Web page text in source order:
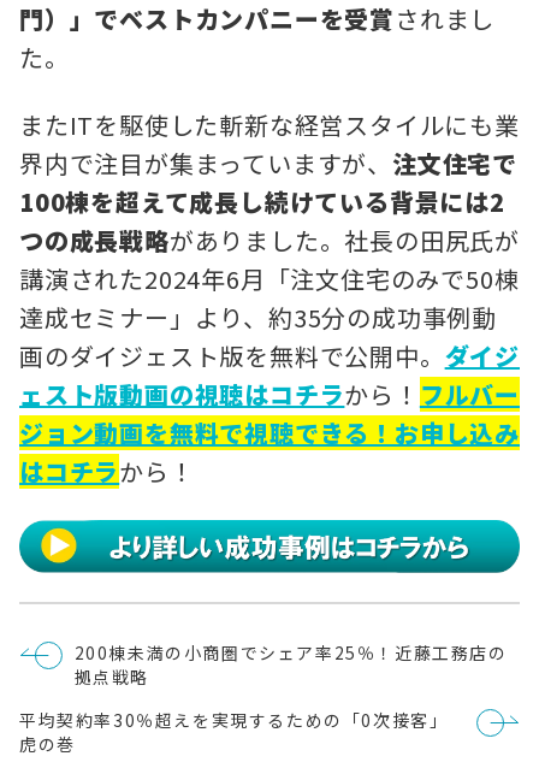
門）」でベストカンパニーを受賞されまし
た。
またITを駆使した斬新な経営スタイルにも業
界内で注目が集まっていますが、 注文住宅で
100棟を超えて成長し続けている背景には2
つの成長戦略がありました。社長の田尻氏が
講演された2024年6月「注文住宅のみで50棟
達成セミナー」より、約35分の成功事例動
画のダイジェスト版を無料で公開中。 ダイジ
ェスト版動画の視聴はコチラから！ フルバー
ジョン動画を無料で視聴できる！お申し込み
はコチラから！
投
稿
ビ
ゲ
ー
200棟未満の小商圏でシェア率25％！近藤工務店の
拠点戦略
平均契約率30％超えを実現するための「0次接客」
虎の巻